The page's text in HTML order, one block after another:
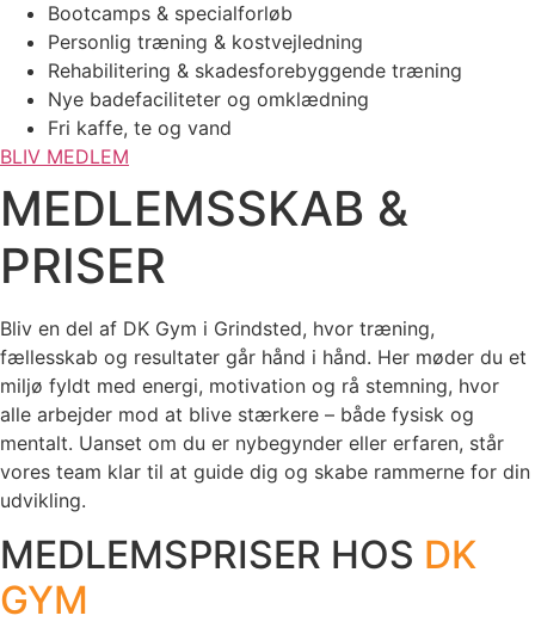
Bootcamps & specialforløb
Personlig træning & kostvejledning
Rehabilitering & skadesforebyggende træning
Nye badefaciliteter og omklædning
Fri kaffe, te og vand
BLIV MEDLEM
MEDLEMSSKAB &
PRISER
Bliv en del af DK Gym i Grindsted, hvor træning,
fællesskab og resultater går hånd i hånd. Her møder du et
miljø fyldt med energi, motivation og rå stemning, hvor
alle arbejder mod at blive stærkere – både fysisk og
mentalt. Uanset om du er nybegynder eller erfaren, står
vores team klar til at guide dig og skabe rammerne for din
udvikling.
MEDLEMSPRISER HOS DK
GYM